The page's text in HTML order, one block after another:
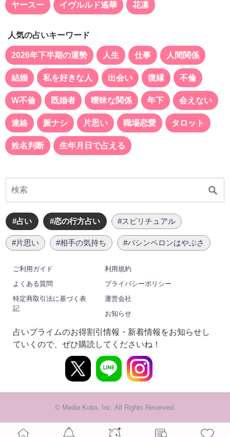
ヤースー イヴルルド遙華 花凛
人気の占いキーワード
2026年下半期の運勢 人生 仕事 人間関係
結婚 私を好きな人 出会い 復縁 不倫
W不倫 既婚者 曖昧な関係 年下 会えない
連絡 脈ナシ 片思い 職場恋愛 タロット
姓名判断 生年月日で占える
#占い #恋の行方占い #スピリチュアル
#片思い #相手の気持ち #パシンペロンはやぶさ
ご利用ガイド
利用規約
よくある質問
プライバシーポリシー
特定商取引法に基づく表
記
運営会社
お知らせ
占いプライムのお得割引情報・新着情報をお知らせし
ていくので、ぜひ購読してくださいね！
© Media Kobo, Inc. All Rights Reserved.